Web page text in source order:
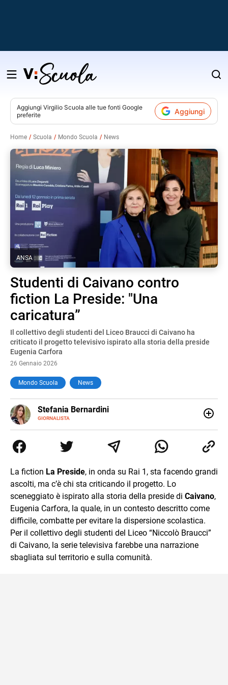
Salta
contenuto
Aggiungi Virgilio Scuola alle tue fonti Google
preferite
Aggiungi
Home Scuola Mondo Scuola News
ANSA
Studenti di Caivano contro
fiction La Preside: "Una
caricatura”
Il collettivo degli studenti del Liceo Braucci di Caivano ha
criticato il progetto televisivo ispirato alla storia della preside
Eugenia Carfora
26 Gennaio 2026
Mondo Scuola News
Stefania Bernardini
GIORNALISTA
E-
MAIL
Tv di cronaca, politica, scuola, economia e spettacolo. Ha
esperienze nella redazione di testate giornalistiche online
La fiction La Preside, in onda su Rai 1, sta facendo grandi
ascolti, ma c’è chi sta criticando il progetto. Lo
sceneggiato è ispirato alla storia della preside di Caivano,
Eugenia Carfora, la quale, in un contesto descritto come
difficile, combatte per evitare la dispersione scolastica.
Per il collettivo degli studenti del Liceo “Niccolò Braucci”
di Caivano, la serie televisiva farebbe una narrazione
sbagliata sul territorio e sulla comunità.